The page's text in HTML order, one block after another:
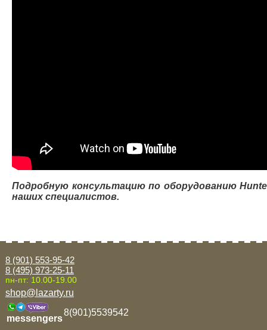
Подробную консультацию по оборудованию
наших специалистов.
8 (901) 553-95-42
8 (495) 973-25-11
пн-пт: 10.00-19.00
shop@lazarty.ru
messengers
8(901)5539542